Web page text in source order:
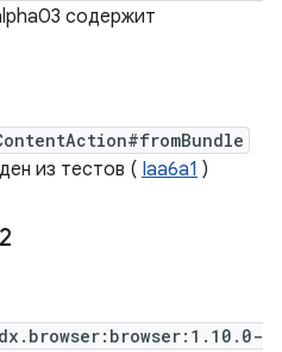
содержит
из тестов ( Iaa6a1 )